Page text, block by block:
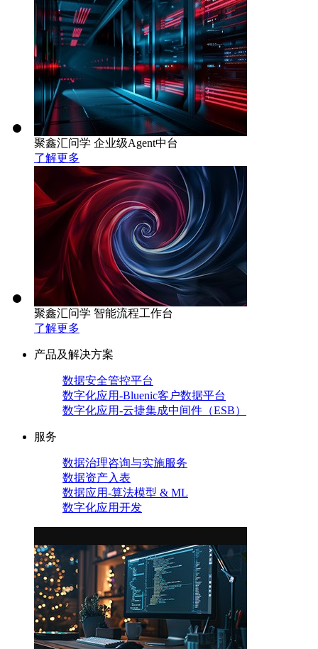
聚鑫汇问学 企业级Agent中台
了解更多
聚鑫汇问学 智能流程工作台
了解更多
产品及解决方案
数据安全管控平台
数字化应用-Bluenic客户数据平台
数字化应用-云捷集成中间件（ESB）
服务
数据治理咨询与实施服务
数据资产入表
数据应用-算法模型 & ML
数字化应用开发